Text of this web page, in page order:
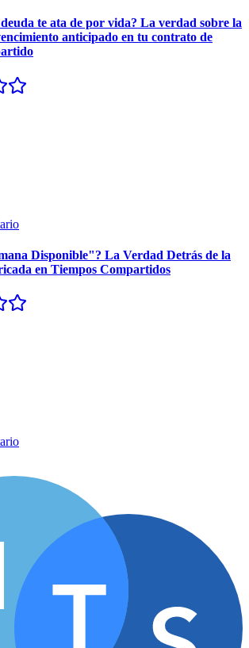
te ata de por vida? La verdad sobre la
anticipado en tu contrato de
Disponible"? La Verdad Detrás de la
en Tiempos Compartidos